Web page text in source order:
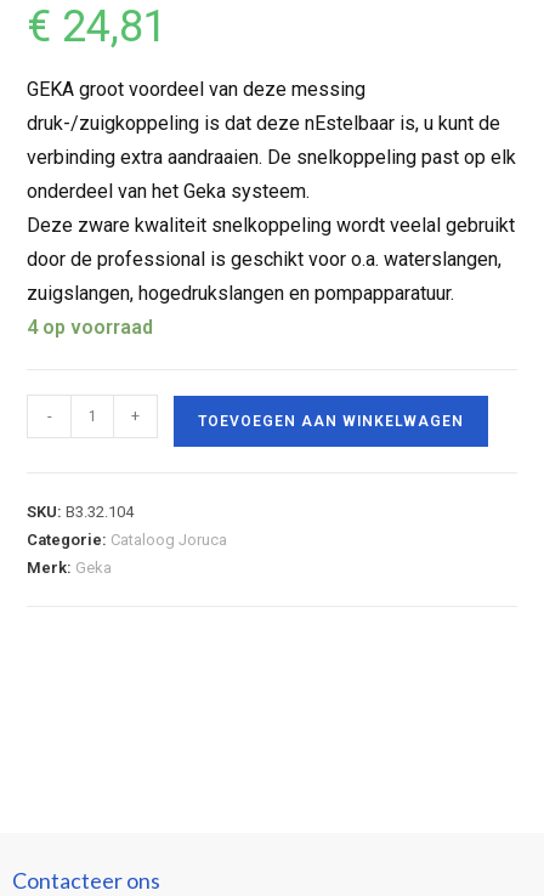
€ 24,81
GEKA groot voordeel van deze messing
druk-/zuigkoppeling is dat deze nEstelbaar is, u kunt de
verbinding extra aandraaien. De snelkoppeling past op elk
onderdeel van het Geka systeem.
Deze zware kwaliteit snelkoppeling wordt veelal gebruikt
door de professional is geschikt voor o.a. waterslangen,
zuigslangen, hogedrukslangen en pompapparatuur.
4 op voorraad
- + TOEVOEGEN AAN WINKELWAGEN
SKU:B3.32.104
Categorie: Cataloog Joruca
Merk: Geka
Contacteer ons